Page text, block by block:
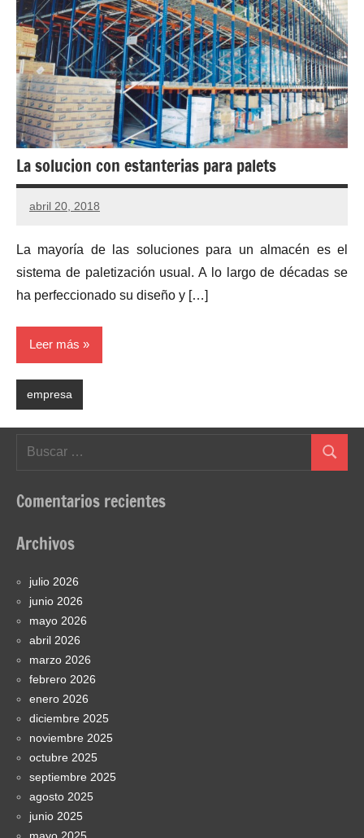
La solucion con estanterias para palets
abril 20, 2018
La mayoría de las soluciones para un almacén es el
sistema de paletización usual. A lo largo de décadas se
ha perfeccionado su diseño y […]
Leer más
empresa
Buscar
Comentarios recientes
Archivos
julio 2026
junio 2026
mayo 2026
abril 2026
marzo 2026
febrero 2026
enero 2026
diciembre 2025
noviembre 2025
octubre 2025
septiembre 2025
agosto 2025
junio 2025
mayo 2025